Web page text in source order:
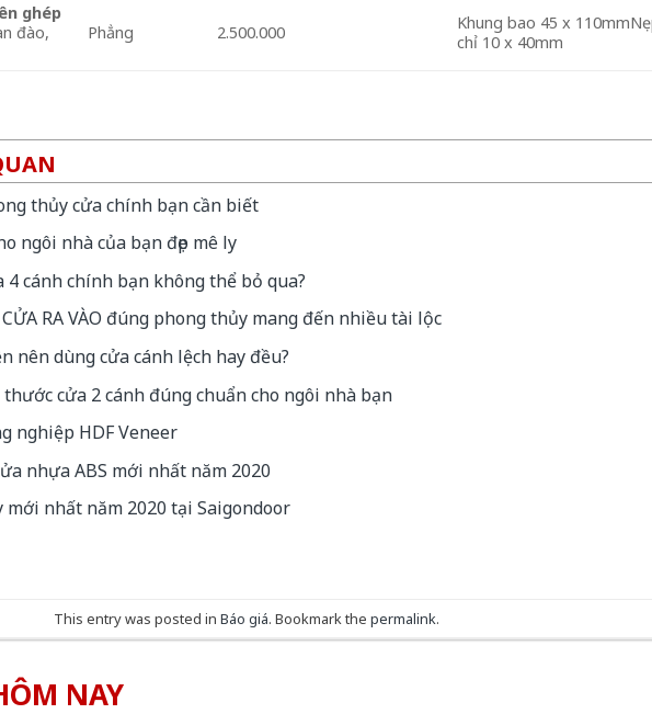
ghép
đào,
Phẳng 2.500.000
Khung bao 45 x
chỉ 10 x 40mm
thủy cửa chính bạn cần biết
ngôi nhà của bạn đẹp mê ly
4 cánh chính bạn không thể bỏ qua?
RA VÀO đúng phong thủy mang đến nhiều tài lộc
nên dùng cửa cánh lệch hay đều?
cửa 2 cánh đúng chuẩn cho ngôi nhà bạn
nghiệp HDF Veneer
nhựa ABS mới nhất năm 2020
mới nhất năm 2020 tại Saigondoor
This entry was posted in Báo giá. Bookmark the permalink.
NAY